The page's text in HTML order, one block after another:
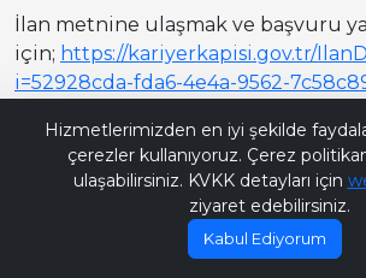
İlan metnine ulaşmak ve başvuru
için; https://kariyerkapisi.gov.tr/
i=52928cda-fda6-4e4a-9562-
Hizmetlerimizden en iyi şekilde
çerezler kullanıyoruz. Çerez
ulaşabilirsiniz. KVKK detayları için
ziyaret edebilirsiniz.
Kabul Ediyorum